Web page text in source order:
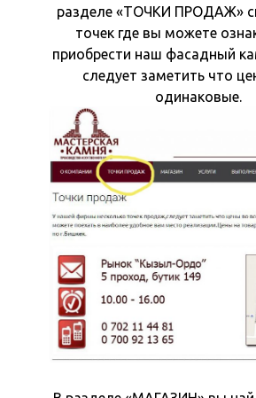
разделе «ТОЧКИ ПРОДАЖ»
точек где вы можете
приобрести наш фасадный
следует заметить что
одинаковые.